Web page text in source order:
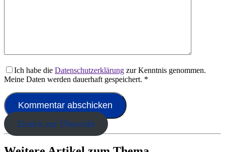
Ich habe die Datenschutzerklärung zur Kenntnis genommen.
Meine Daten werden dauerhaft gespeichert. *
Zurück zur Übersicht